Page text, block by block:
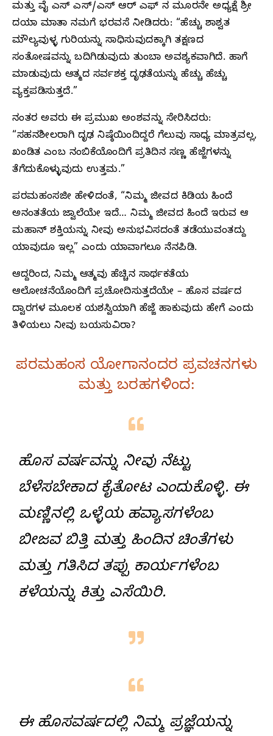
ಮತ್ತು ವೈ ಎಸ್ ಎಸ್/ಎಸ್ ಆರ್ ಎಫ್ ನ ಮೂರನೇ ಅಧ್ಯಕ್ಷೆ ಶ್ರೀ
ದಯಾ ಮಾತಾ ನಮಗೆ ಭರವಸೆ ನೀಡಿದರು: “ಹೆಚ್ಚು ಶಾಶ್ವತ
ಮೌಲ್ಯವುಳ್ಳ ಗುರಿಯನ್ನು ಸಾಧಿಸುವುದಕ್ಕಾಗಿ ತಕ್ಷಣದ
ಸಂತೋಷವನ್ನು ಬದಿಗಿಡುವುದು ತುಂಬಾ ಅವಶ್ಯಕವಾಗಿದೆ. ಹಾಗೆ
ಮಾಡುವುದು ಆತ್ಮದ ಸರ್ವಶಕ್ತ ದೃಢತೆಯನ್ನು ಹೆಚ್ಚು ಹೆಚ್ಚು
ವ್ಯಕ್ತಪಡಿಸುತ್ತದೆ.”
ನಂತರ ಅವರು ಈ ಪ್ರಮುಖ ಅಂಶವನ್ನು ಸೇರಿಸಿದರು:
“ಸಹನಶೀಲರಾಗಿ ದೃಢ ನಿಷ್ಠೆಯಿಂದಿದ್ದರೆ ಗೆಲುವು ಸಾಧ್ಯ ಮಾತ್ರವಲ್ಲ,
ಖಂಡಿತ ಎಂಬ ನಂಬಿಕೆಯೊಂದಿಗೆ ಪ್ರತಿದಿನ ಸಣ್ಣ ಹೆಜ್ಜೆಗಳನ್ನು
ತೆಗೆದುಕೊಳ್ಳುವುದು ಉತ್ತಮ.”
ಪರಮಹಂಸಜೀ ಹೇಳಿದಂತೆ, “ನಿಮ್ಮ ಜೀವದ ಕಿಡಿಯ ಹಿಂದೆ
ಅನಂತತೆಯ ಜ್ವಾಲೆಯೇ ಇದೆ… ನಿಮ್ಮ ಜೀವದ ಹಿಂದೆ ಇರುವ ಆ
ಮಹಾನ್ ಶಕ್ತಿಯನ್ನು ನೀವು ಅನುಭವಿಸದಂತೆ ತಡೆಯುವಂತದ್ದು
ಯಾವುದೂ ಇಲ್ಲ” ಎಂದು ಯಾವಾಗಲೂ ನೆನಪಿಡಿ.
ಆದ್ದರಿಂದ, ನಿಮ್ಮ ಆತ್ಮವು ಹೆಚ್ಚಿನ ಸಾರ್ಥಕತೆಯ
ಆಲೋಚನೆಯೊಂದಿಗೆ ಪ್ರಚೋದಿಸುತ್ತದೆಯೇ – ಹೊಸ ವರ್ಷದ
ದ್ವಾರಗಳ ಮೂಲಕ ಯಶಸ್ವಿಯಾಗಿ ಹೆಜ್ಜೆ ಹಾಕುವುದು ಹೇಗೆ ಎಂದು
ತಿಳಿಯಲು ನೀವು ಬಯಸುವಿರಾ?
ಪರಮಹಂಸ ಯೋಗಾನಂದರ ಪ್ರವಚನಗಳು
ಮತ್ತು ಬರಹಗಳಿಂದ:
ಹೊಸ ವರ್ಷವನ್ನು ನೀವು ನೆಟ್ಟು
ಬೆಳೆಸಬೇಕಾದ ಕೈತೋಟ ಎಂದುಕೊಳ್ಳಿ. ಈ
ಮಣ್ಣಿನಲ್ಲಿ ಒಳ್ಳೆಯ ಹವ್ಯಾಸಗಳೆಂಬ
ಬೀಜವ ಬಿತ್ತಿ ಮತ್ತು ಹಿಂದಿನ ಚಿಂತೆಗಳು
ಮತ್ತು ಗತಿಸಿದ ತಪ್ಪು ಕಾರ್ಯಗಳೆಂಬ
ಕಳೆಯನ್ನು ಕಿತ್ತು ಎಸೆಯಿರಿ.
ಈ ಹೊಸವರ್ಷದಲ್ಲಿ ನಿಮ್ಮ ಪ್ರಜ್ಞೆಯನ್ನು